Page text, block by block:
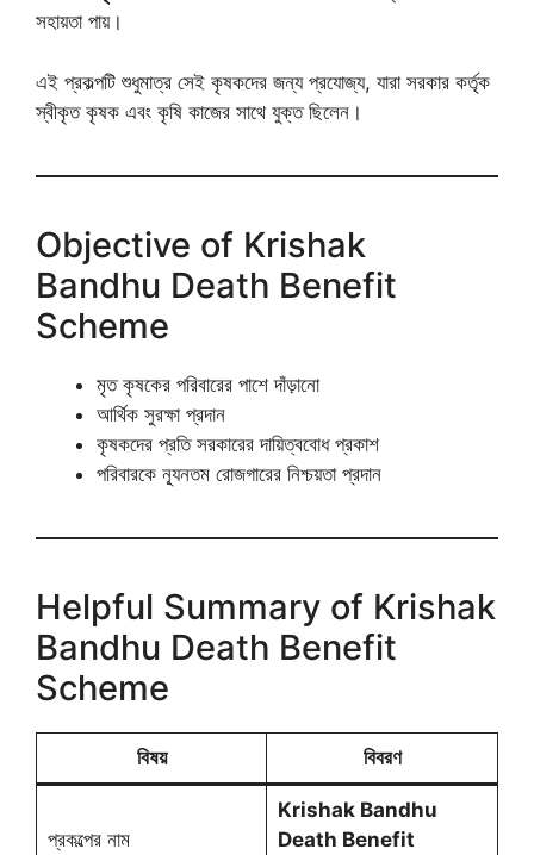
সহায়তা পায়।
এই প্রকল্পটি শুধুমাত্র সেই কৃষকদের জন্য প্রযোজ্য, যারা সরকার কর্তৃক
স্বীকৃত কৃষক এবং কৃষি কাজের সাথে যুক্ত ছিলেন।
Objective of Krishak
Bandhu Death Benefit
Scheme
মৃত কৃষকের পরিবারের পাশে দাঁড়ানো
আর্থিক সুরক্ষা প্রদান
কৃষকদের প্রতি সরকারের দায়িত্ববোধ প্রকাশ
পরিবারকে ন্যূনতম রোজগারের নিশ্চয়তা প্রদান
Helpful Summary of Krishak
Bandhu Death Benefit
Scheme
বিষয় বিবরণ
প্রকল্পের নাম
Krishak Bandhu
Death Benefit